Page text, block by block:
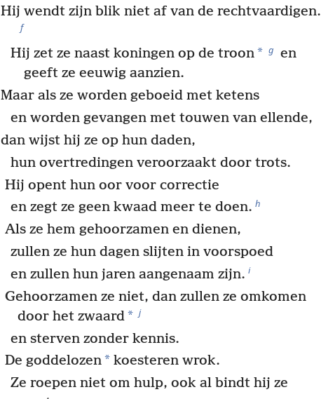
Hij wendt zijn blik niet af van de rechtvaardigen.
f
Hij zet ze naast koningen op de troon* g en
geeft ze eeuwig aanzien.
Maar als ze worden geboeid met ketens
en worden gevangen met touwen van ellende,
dan wijst hij ze op hun daden,
hun overtredingen veroorzaakt door trots.
Hij opent hun oor voor correctie
en zegt ze geen kwaad meer te doen. h
Als ze hem gehoorzamen en dienen,
zullen ze hun dagen slijten in voorspoed
en zullen hun jaren aangenaam zijn. i
Gehoorzamen ze niet, dan zullen ze omkomen
door het zwaard* j
en sterven zonder kennis.
De goddelozen*koesteren wrok.
Ze roepen niet om hulp, ook al bindt hij ze